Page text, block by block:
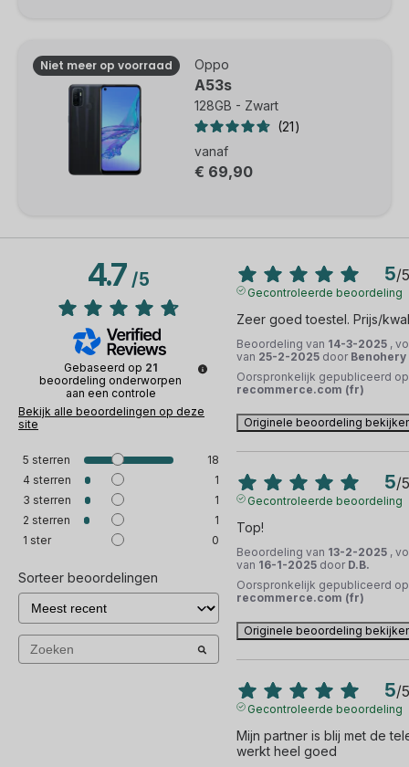
Niet meer op voorraad Oppo
A53s
128GB - Zwart
21
vanaf
€ 69,90
4.7/5
Gebaseerd op 21
beoordeling onderworpen
aan een controle
Bekijk alle beoordelingen op deze
site
5 sterren
18
4 sterren
1
3 sterren
1
2 sterren
1
1 ster 0
Sorteer beoordelingen
5/5
Gecontroleerde beoordeling
Zeer goed toestel. Prijs/
Beoordeling van 14-3-2025 ,
van 25-2-2025 door Benohery
Oorspronkelijk gepubliceerd op
recommerce.com (fr)
Originele beoordeling
5/5
Gecontroleerde beoordeling
Top!
Beoordeling van 13-2-2025 ,
van 16-1-2025 door D.B.
Oorspronkelijk gepubliceerd op
recommerce.com (fr)
Originele beoordeling
5/5
Gecontroleerde beoordeling
Mijn partner is blij met de
werkt heel goed